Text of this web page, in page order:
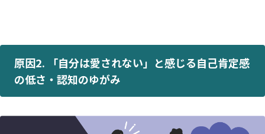
原因2. 「自分は愛されない」と感じる自己肯定感
の低さ・認知のゆがみ